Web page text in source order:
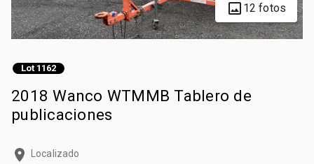
12 fotos
Lot 1162
2018 Wanco WTMMB Tablero de
publicaciones
Localizado